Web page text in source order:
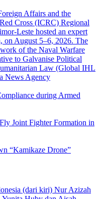
during Armed
Joint Fighter Formation in
“Kamikaze Drone”